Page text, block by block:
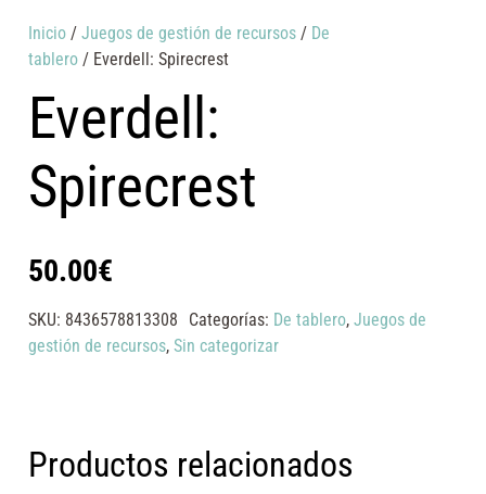
Inicio /Juegos de gestión de recursos / De
tablero / Everdell: Spirecrest
Everdell:
Spirecrest
50.00€
SKU: 8436578813308 Categorías: De tablero, Juegos de
gestión de recursos,Sin categorizar
Productos relacionados